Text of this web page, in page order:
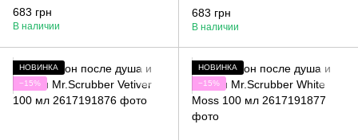
683 грн
В наличии
683 грн
В наличии
НОВИНКА
−15%
НОВИНКА
−15%